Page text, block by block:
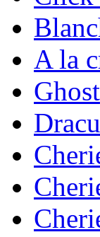
A la
Ghost